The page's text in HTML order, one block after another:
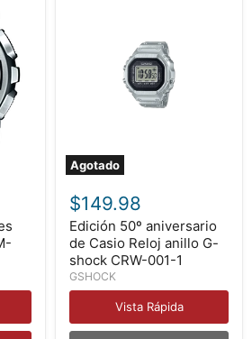
Agotado
50º
aniversario
de
Casio
Reloj
anillo
G-
shock
001-
$149.98
Edición 50º aniversario
de Casio Reloj anillo G-
shock CRW-001-1
GSHOCK
Vista Rápida